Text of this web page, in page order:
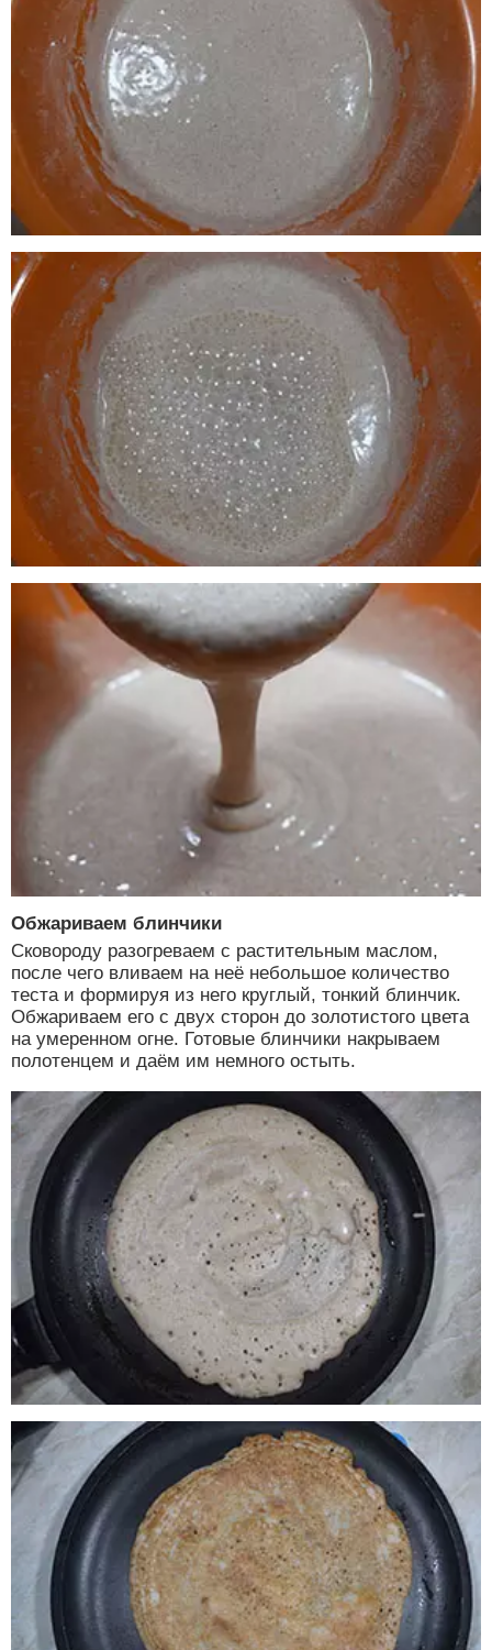
Обжариваем блинчики
Сковороду разогреваем с растительным маслом,
после чего вливаем на неё небольшое количество
теста и формируя из него круглый, тонкий блинчик.
Обжариваем его с двух сторон до золотистого цвета
на умеренном огне. Готовые блинчики накрываем
полотенцем и даём им немного остыть.